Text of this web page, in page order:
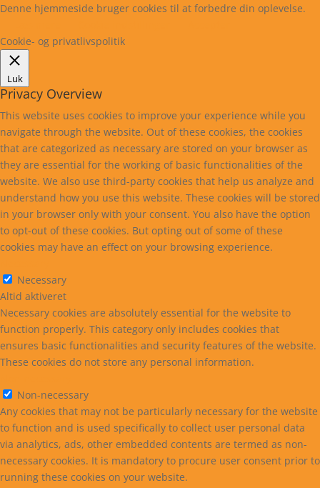
Denne hjemmeside bruger cookies til at forbedre din oplevelse.
Cookie- og privatlivspolitik
Luk
Privacy Overview
This website uses cookies to improve your experience while you
navigate through the website. Out of these cookies, the cookies
that are categorized as necessary are stored on your browser as
they are essential for the working of basic functionalities of the
website. We also use third-party cookies that help us analyze and
understand how you use this website. These cookies will be stored
in your browser only with your consent. You also have the option
to opt-out of these cookies. But opting out of some of these
cookies may have an effect on your browsing experience.
Necessary
Altid aktiveret
Necessary cookies are absolutely essential for the website to
function properly. This category only includes cookies that
ensures basic functionalities and security features of the website.
These cookies do not store any personal information.
Non-necessary
Any cookies that may not be particularly necessary for the website
to function and is used specifically to collect user personal data
via analytics, ads, other embedded contents are termed as non-
necessary cookies. It is mandatory to procure user consent prior to
running these cookies on your website.